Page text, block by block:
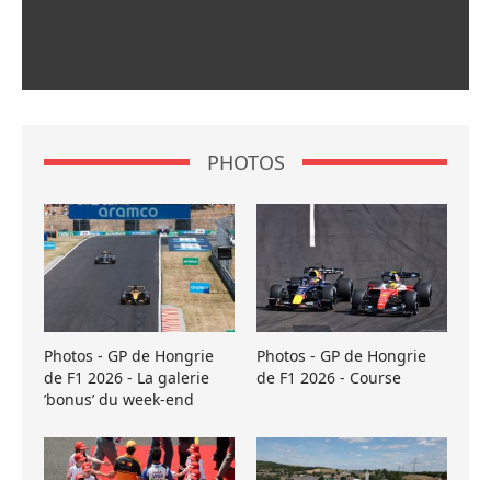
PHOTOS
Photos - GP de Hongrie
de F1 2026 - La galerie
’bonus’ du week-end
Photos - GP de Hongrie
de F1 2026 - Course